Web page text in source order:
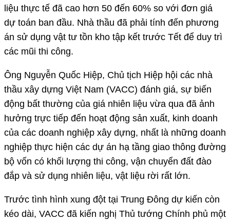
liệu thực tế đã cao hơn 50 đến 60% so với đơn giá
dự toán ban đầu. Nhà thầu đã phải tính đến phương
án sử dụng vật tư tồn kho tập kết trước Tết để duy trì
các mũi thi công.
Ông Nguyễn Quốc Hiệp, Chủ tịch Hiệp hội các nhà
thầu xây dựng Việt Nam (VACC) đánh giá, sự biến
động bất thường của giá nhiên liệu vừa qua đã ảnh
hưởng trực tiếp đến hoạt động sản xuất, kinh doanh
của các doanh nghiệp xây dựng, nhất là những doanh
nghiệp thực hiện các dự án hạ tầng giao thông đường
bộ vốn có khối lượng thi công, vận chuyển đất đào
đắp và sử dụng nhiên liệu, vật liệu rời rất lớn.
Trước tình hình xung đột tại Trung Đông dự kiến còn
kéo dài, VACC đã kiến nghị Thủ tướng Chính phủ một